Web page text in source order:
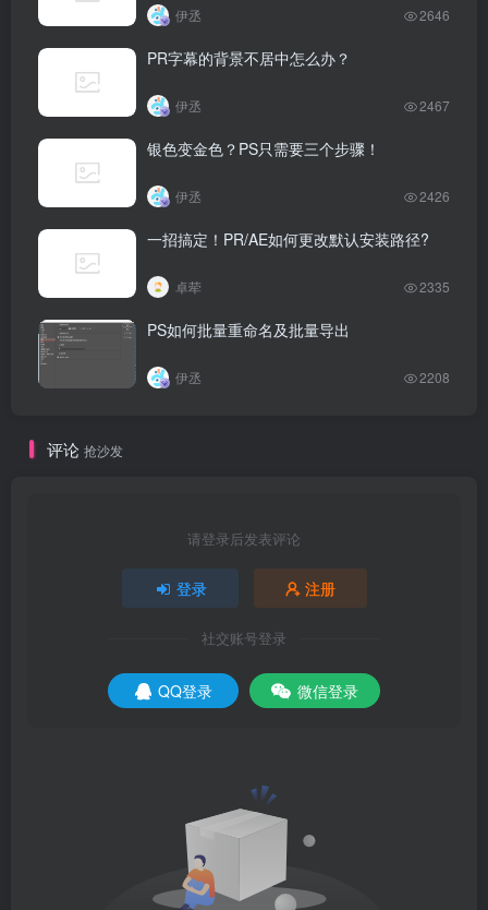
伊丞 2646
PR字幕的背景不居中怎么办？
伊丞 2467
银色变金色？PS只需要三个步骤！
伊丞 2426
一招搞定！PR/AE如何更改默认安装路径?
卓荦 2335
PS如何批量重命名及批量导出
伊丞 2208
评论 抢沙发
请登录后发表评论
登录 注册
社交账号登录
QQ登录 微信登录